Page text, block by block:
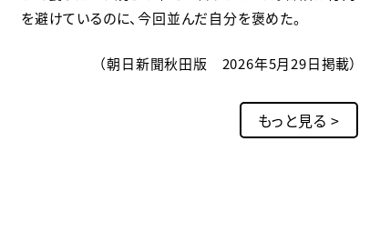
を避けているのに、今回並んだ自分を褒めた。
（朝日新聞秋田版 2026年5月29日掲載）
もっと見る >